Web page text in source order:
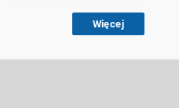
Więcej